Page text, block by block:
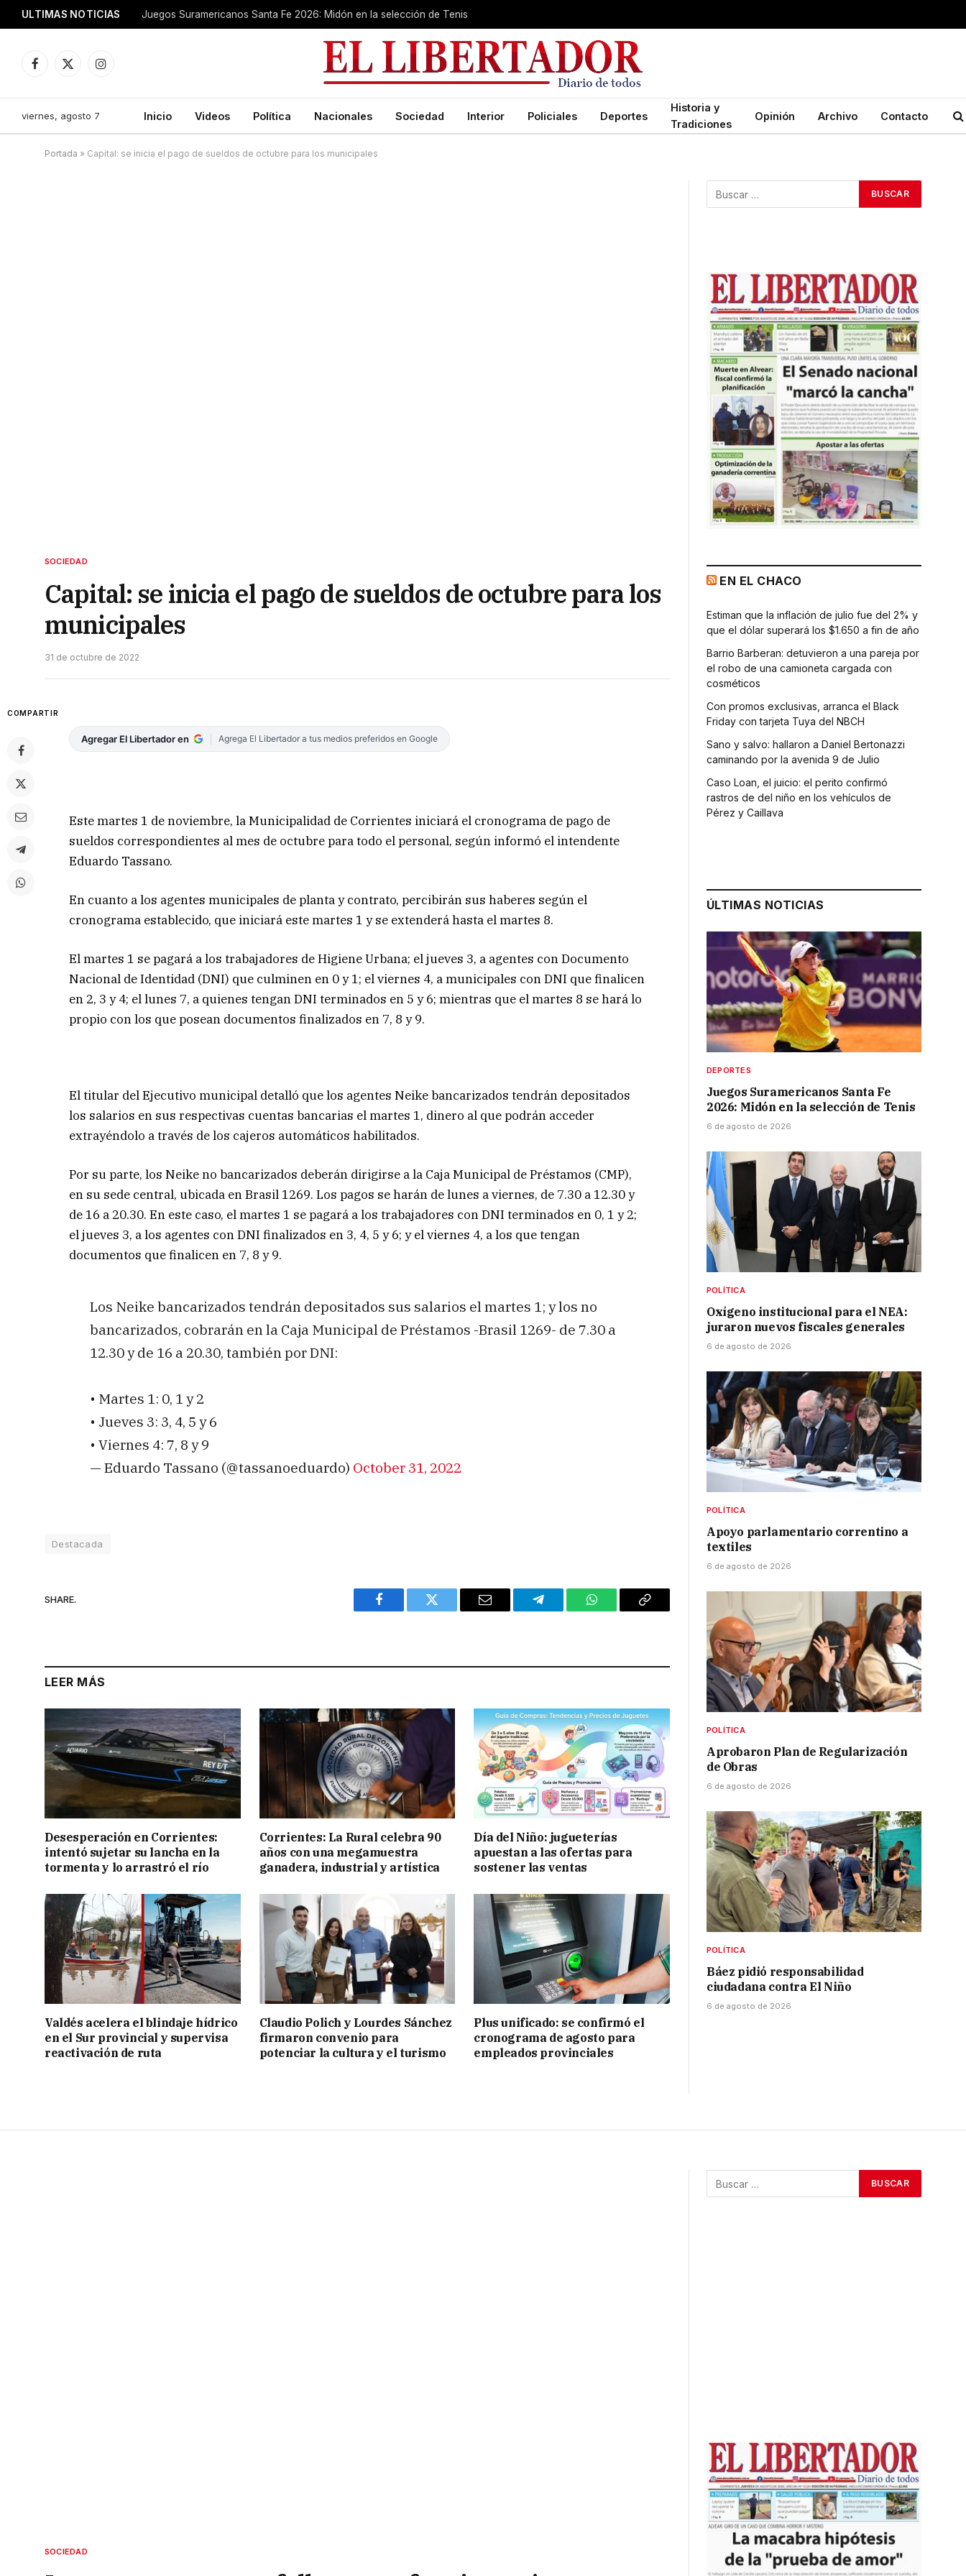
ULTIMAS NOTICIAS Juegos Suramericanos Santa Fe 2026: Midón en la selección de Tenis
Facebook
X
Instagram
viernes, agosto 7 Inicio Videos Política Nacionales Sociedad Interior Policiales Deportes
Historia y
Tradiciones
Opinión Archivo Contacto
Portada » Capital: se inicia el pago de sueldos de octubre para los municipales
SOCIEDAD
Capital: se inicia el pago de sueldos de octubre para los
municipales
31 de octubre de 2022
COMPARTIR
Agregar El Libertador en Agrega El Libertador a tus medios preferidos en Google
Este martes 1 de noviembre, la Municipalidad de Corrientes iniciará el cronograma de pago de
sueldos correspondientes al mes de octubre para todo el personal, según informó el intendente
Eduardo Tassano.
En cuanto a los agentes municipales de planta y contrato, percibirán sus haberes según el
cronograma establecido, que iniciará este martes 1 y se extenderá hasta el martes 8.
El martes 1 se pagará a los trabajadores de Higiene Urbana; el jueves 3, a agentes con Documento
Nacional de Identidad (DNI) que culminen en 0 y 1; el viernes 4, a municipales con DNI que finalicen
en 2, 3 y 4; el lunes 7, a quienes tengan DNI terminados en 5 y 6; mientras que el martes 8 se hará lo
propio con los que posean documentos finalizados en 7, 8 y 9.
El titular del Ejecutivo municipal detalló que los agentes Neike bancarizados tendrán depositados
los salarios en sus respectivas cuentas bancarias el martes 1, dinero al que podrán acceder
extrayéndolo a través de los cajeros automáticos habilitados.
Por su parte, los Neike no bancarizados deberán dirigirse a la Caja Municipal de Préstamos (CMP),
en su sede central, ubicada en Brasil 1269. Los pagos se harán de lunes a viernes, de 7.30 a 12.30 y
de 16 a 20.30. En este caso, el martes 1 se pagará a los trabajadores con DNI terminados en 0, 1 y 2;
el jueves 3, a los agentes con DNI finalizados en 3, 4, 5 y 6; y el viernes 4, a los que tengan
documentos que finalicen en 7, 8 y 9.
Los Neike bancarizados tendrán depositados sus salarios el martes 1; y los no
bancarizados, cobrarán en la Caja Municipal de Préstamos -Brasil 1269- de 7.30 a
12.30 y de 16 a 20.30, también por DNI:
• Martes 1: 0, 1 y 2
• Jueves 3: 3, 4, 5 y 6
• Viernes 4: 7, 8 y 9
— Eduardo Tassano (@tassanoeduardo) October 31, 2022
Destacada
SHARE.
Facebook Twitter Email Telegram WhatsAppCopy
LEER MÁS
Desesperación en Corrientes:
intentó sujetar su lancha en la
tormenta y lo arrastró el río
Corrientes: La Rural celebra 90
años con una megamuestra
ganadera, industrial y artística
Día del Niño: jugueterías
apuestan a las ofertas para
sostener las ventas
Valdés acelera el blindaje hídrico
en el Sur provincial y supervisa
reactivación de ruta
Claudio Polich y Lourdes Sánchez
firmaron convenio para
potenciar la cultura y el turismo
Plus unificado: se confirmó el
cronograma de agosto para
empleados provinciales
EN EL CHACO
Estiman que la inflación de julio fue del 2% y
que el dólar superará los $1.650 a fin de año
Barrio Barberan: detuvieron a una pareja por
el robo de una camioneta cargada con
cosméticos
Con promos exclusivas, arranca el Black
Friday con tarjeta Tuya del NBCH
Sano y salvo: hallaron a Daniel Bertonazzi
caminando por la avenida 9 de Julio
Caso Loan, el juicio: el perito confirmó
rastros de del niño en los vehículos de
Pérez y Caillava
ÚLTIMAS NOTICIAS
DEPORTES
Juegos Suramericanos Santa Fe
2026: Midón en la selección de Tenis
6 de agosto de 2026
POLÍTICA
Oxígeno institucional para el NEA:
juraron nuevos fiscales generales
6 de agosto de 2026
POLÍTICA
Apoyo parlamentario correntino a
textiles
6 de agosto de 2026
POLÍTICA
Aprobaron Plan de Regularización
de Obras
6 de agosto de 2026
POLÍTICA
Báez pidió responsabilidad
ciudadana contra El Niño
6 de agosto de 2026
SOCIEDAD